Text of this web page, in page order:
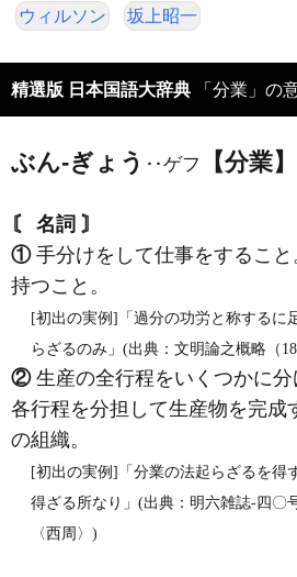
ウィルソン 坂上昭一
精選版 日本国語大辞典 「分業」の
ぶん‐ぎょう ‥ゲフ 【分業】
〘 名詞 〙
①手分けをして仕事をするこ
持つこと。
[初出の実例]「過分の功労と称するに
らざるのみ」(出典：文明論之概略（
②生産の全行程をいくつかに
各行程を分担して生産物を完成
の組織。
[初出の実例]「分業の法起らざるを得
得ざる所なり」(出典：明六雑誌‐四〇
〈西周〉)